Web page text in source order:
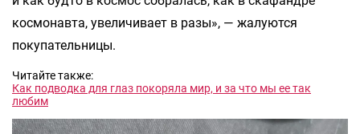
космонавта, увеличивает в разы», — жалуются
покупательницы.
Читайте также:
Как подводка для глаз покоряла мир, и за что мы ее так
любим